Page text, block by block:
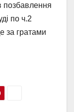
позбавлення
по ч.2
за гратами